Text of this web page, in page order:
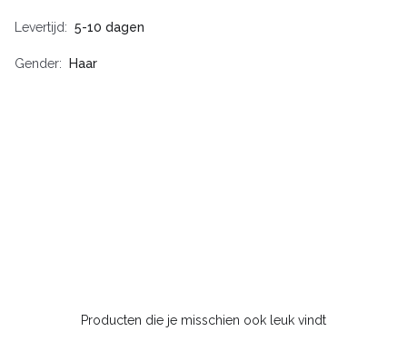
Levertijd 5-10 dagen
Gender Haar
Producten die je misschien ook leuk vindt